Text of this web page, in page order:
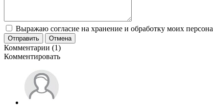
Выражаю согласие на хранение и обработку моих
Отправить Отмена
Комментарии (1)
Комментировать